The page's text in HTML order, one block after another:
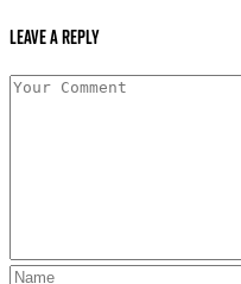
Leave a Reply